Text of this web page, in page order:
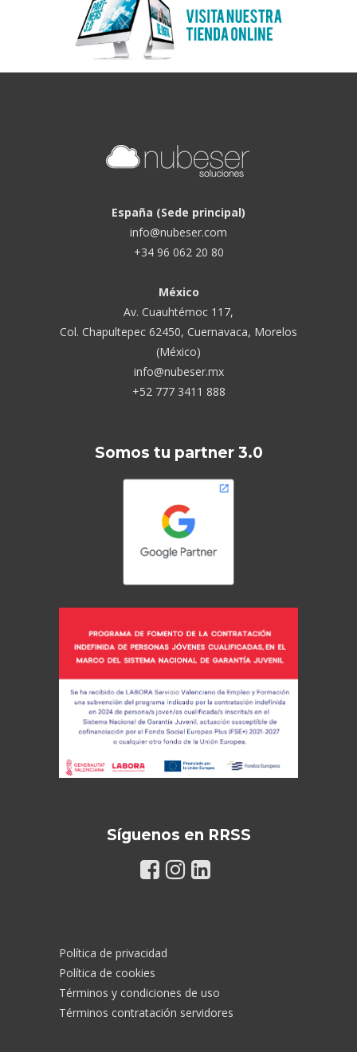
España (Sede principal)
info@nubeser.com
+34 96 062 20 80
México
Av. Cuauhtémoc 117,
Col. Chapultepec 62450, Cuernavaca, Morelos
(México)
info@nubeser.mx
+52 777 3411 888
Somos tu partner 3.0
Síguenos en RRSS
Política de privacidad
Política de cookies
Términos y condiciones de uso
Términos contratación servidores